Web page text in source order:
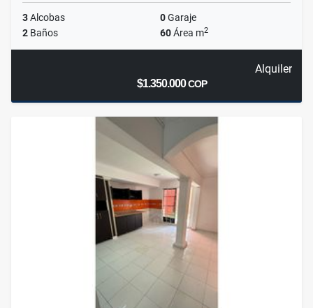
3Alcobas 0Garaje
2 Baños 60Área m2
Alquiler
$1.350.000COP